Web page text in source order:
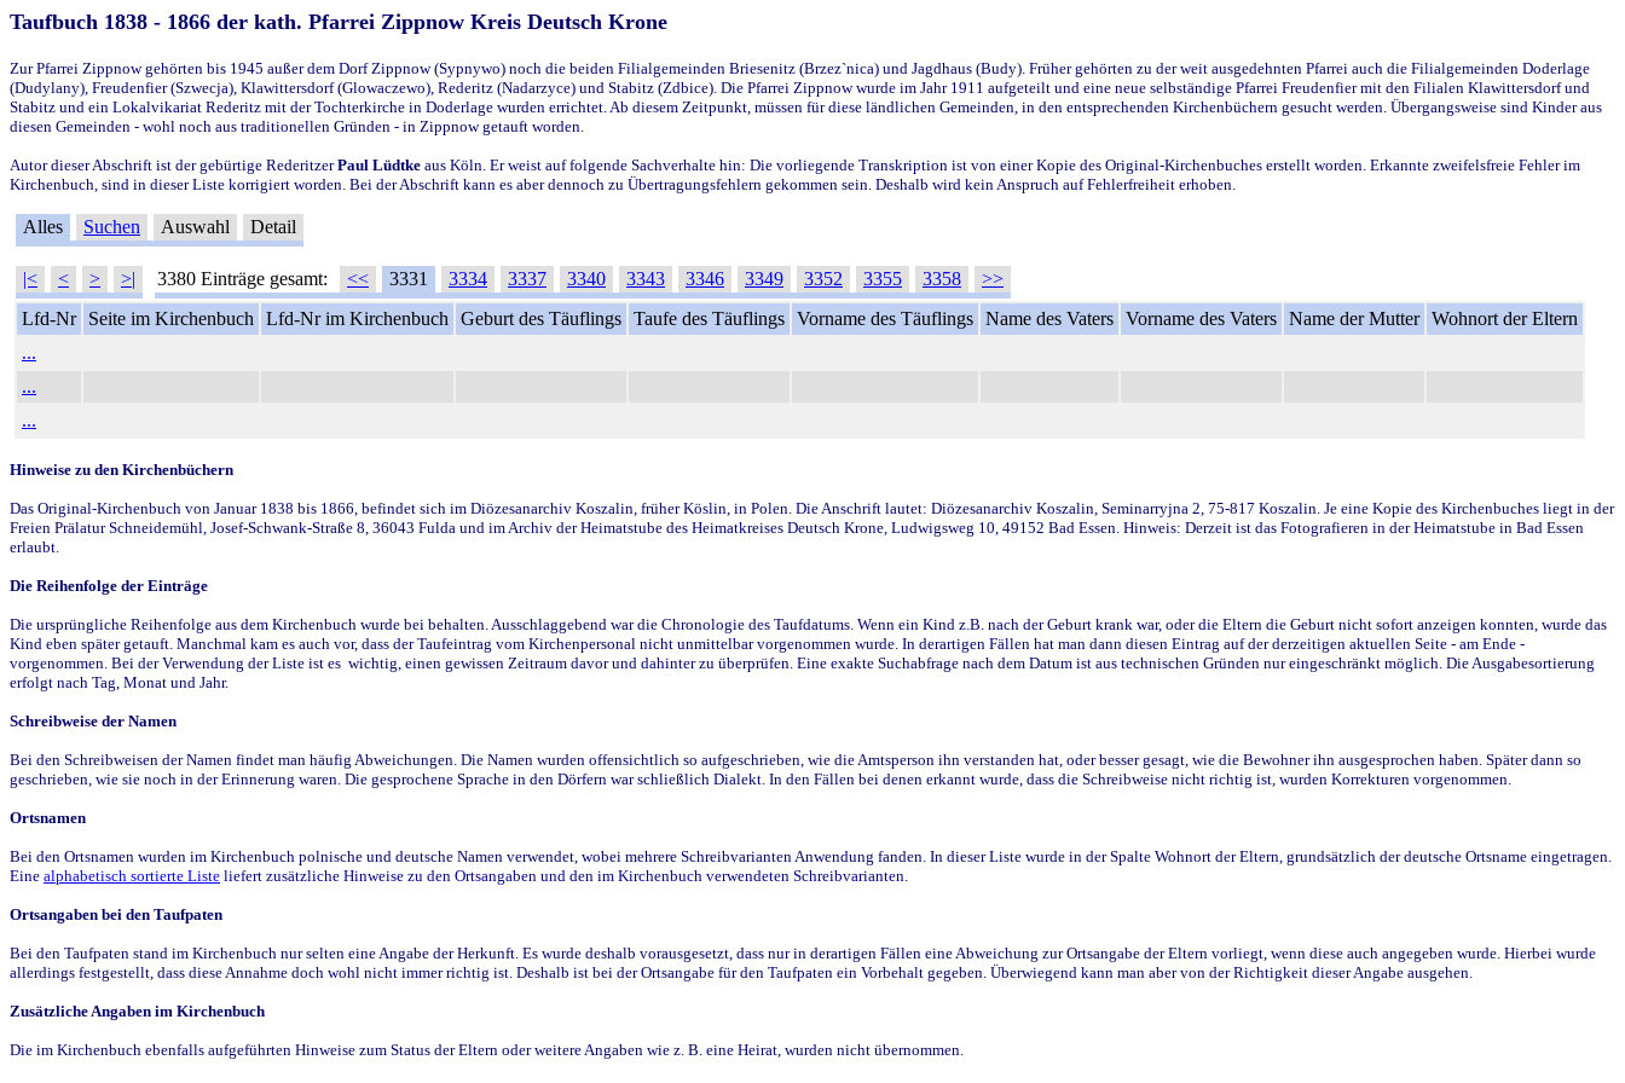
Taufbuch 1838 - 1866 der kath. Pfarrei Zippnow Kreis Deutsch Krone
Zur Pfarrei Zippnow gehörten bis 1945 außer dem Dorf Zippnow (Sypnywo) noch die beiden Filialgemeinden Briesenitz (Brzez`nica) und Jagdhaus (Budy). Früher gehörten zu der weit ausgedehnten Pfarrei auch die Filialgemeinden Doderlage
(Dudylany), Freudenfier (Szwecja), Klawittersdorf (Glowaczewo), Rederitz (Nadarzyce) und Stabitz (Zdbice). Die Pfarrei Zippnow wurde im Jahr 1911 aufgeteilt und eine neue selbständige Pfarrei Freudenfier mit den Filialen Klawittersdorf und
Stabitz und ein Lokalvikariat Rederitz mit der Tochterkirche in Doderlage wurden errichtet. Ab diesem Zeitpunkt, müssen für diese ländlichen Gemeinden, in den entsprechenden Kirchenbüchern gesucht werden. Übergangsweise sind Kinder aus
diesen Gemeinden - wohl noch aus traditionellen Gründen - in Zippnow getauft worden.
Autor dieser Abschrift ist der gebürtige RederitzerPaul Lüdtke aus Köln. Er weist auf folgende Sachverhalte hin: Die vorliegende Transkription ist von einer Kopie des Original-Kirchenbuches erstellt worden. Erkannte zweifelsfreie Fehler im
Kirchenbuch, sind in dieser Liste korrigiert worden. Bei der Abschrift kann es aber dennoch zu Übertragungsfehlern gekommen sein. Deshalb wird kein Anspruch auf Fehlerfreiheit erhoben.
Alles Suchen Auswahl Detail
|< < > >| 3380 Einträge gesamt: << 3331 3334 3337 3340 3343 3346 3349 3352 3355 3358
>>
Lfd-Nr
Seite im Kirchenbuch Lfd-Nr im Kirchenbuch Geburt des Täuflings Taufe des Täuflings Vorname des Täuflings Name des Vaters Vorname des Vaters Name der Mutter Wohnort der Eltern
...
...
...
Hinweise zu den Kirchenbüchern
Das Original-Kirchenbuch von Januar 1838 bis 1866, befindet sich im Diözesanarchiv Koszalin, früher Köslin, in Polen. Die Anschrift lautet: Diözesanarchiv Koszalin, Seminarryjna 2, 75-817 Koszalin. Je eine Kopie des Kirchenbuches liegt in der
Freien Prälatur Schneidemühl, Josef-Schwank-Straße 8, 36043 Fulda und im Archiv der Heimatstube des Heimatkreises Deutsch Krone, Ludwigsweg 10, 49152 Bad Essen. Hinweis: Derzeit ist das Fotografieren in der Heimatstube in Bad Essen
erlaubt.
Die Reihenfolge der Einträge
Die ursprüngliche Reihenfolge aus dem Kirchenbuch wurde bei behalten. Ausschlaggebend war die Chronologie des Taufdatums. Wenn ein Kind z.B. nach der Geburt krank war, oder die Eltern die Geburt nicht sofort anzeigen konnten, wurde das
Kind eben später getauft. Manchmal kam es auch vor, dass der Taufeintrag vom Kirchenpersonal nicht unmittelbar vorgenommen wurde. In derartigen Fällen hat man dann diesen Eintrag auf der derzeitigen aktuellen Seite - am Ende -
vorgenommen. Bei der Verwendung der Liste ist es wichtig, einen gewissen Zeitraum davor und dahinter zu überprüfen. Eine exakte Suchabfrage nach dem Datum ist aus technischen Gründen nur eingeschränkt möglich. Die Ausgabesortierung
erfolgt nach Tag, Monat und Jahr.
Schreibweise der Namen
Bei den Schreibweisen der Namen findet man häufig Abweichungen. Die Namen wurden offensichtlich so aufgeschrieben, wie die Amtsperson ihn verstanden hat, oder besser gesagt, wie die Bewohner ihn ausgesprochen haben. Später dann so
geschrieben, wie sie noch in der Erinnerung waren. Die gesprochene Sprache in den Dörfern war schließlich Dialekt. In den Fällen bei denen erkannt wurde, dass die Schreibweise nicht richtig ist, wurden Korrekturen vorgenommen.
Ortsnamen
Bei den Ortsnamen wurden im Kirchenbuch polnische und deutsche Namen verwendet, wobei mehrere Schreibvarianten Anwendung fanden. In dieser Liste wurde in der Spalte Wohnort der Eltern, grundsätzlich der deutsche Ortsname eingetragen.
Eine alphabetisch sortierte Liste liefert zusätzliche Hinweise zu den Ortsangaben und den im Kirchenbuch verwendeten Schreibvarianten.
Ortsangaben bei den Taufpaten
Bei den Taufpaten stand im Kirchenbuch nur selten eine Angabe der Herkunft. Es wurde deshalb vorausgesetzt, dass nur in derartigen Fällen eine Abweichung zur Ortsangabe der Eltern vorliegt, wenn diese auch angegeben wurde. Hierbei wurde
allerdings festgestellt, dass diese Annahme doch wohl nicht immer richtig ist. Deshalb ist bei der Ortsangabe für den Taufpaten ein Vorbehalt gegeben. Überwiegend kann man aber von der Richtigkeit dieser Angabe ausgehen.
Zusätzliche Angaben im Kirchenbuch
Die im Kirchenbuch ebenfalls aufgeführten Hinweise zum Status der Eltern oder weitere Angaben wie z. B. eine Heirat, wurden nicht übernommen.